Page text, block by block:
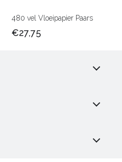
480 vel Vloeipapier Paars
€27,75